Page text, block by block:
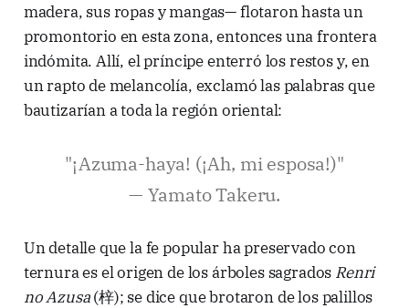
madera, sus ropas y mangas— flotaron hasta un
promontorio en esta zona, entonces una frontera
indómita. Allí, el príncipe enterró los restos y, en
un rapto de melancolía, exclamó las palabras que
bautizarían a toda la región oriental:
"¡Azuma-haya! (¡Ah, mi esposa!)"
— Yamato Takeru.
Un detalle que la fe popular ha preservado con
ternura es el origen de los árboles sagrados Renri
no Azusa(梓); se dice que brotaron de los palillos